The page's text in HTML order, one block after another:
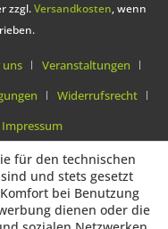
zzgl.Versandkosten, wenn
uns
Veranstaltungen
Widerrufsrecht
Impressum
für den technischen
und stets gesetzt
bei Benutzung
dienen oder die